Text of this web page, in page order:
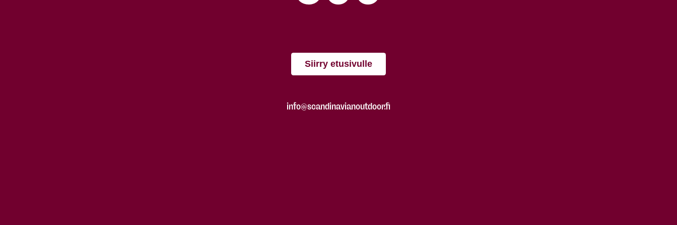
Siirry etusivulle
info@scandinavianoutdoor.fi